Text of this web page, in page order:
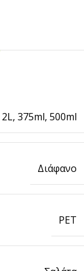
2L, 375ml, 500ml
Διάφανο
PET